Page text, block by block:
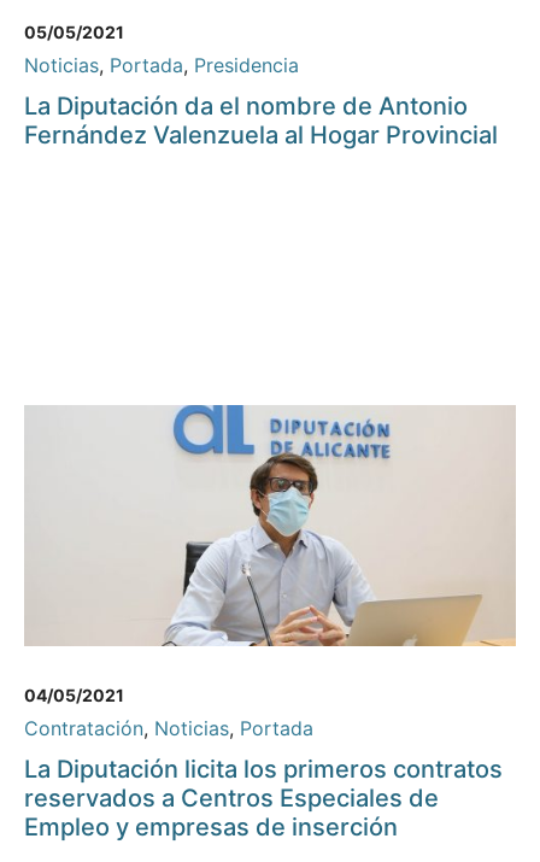
05/05/2021
Noticias, Portada, Presidencia
La Diputación da el nombre de Antonio
Fernández Valenzuela al Hogar Provincial
04/05/2021
Contratación, Noticias, Portada
La Diputación licita los primeros contratos
reservados a Centros Especiales de
Empleo y empresas de inserción